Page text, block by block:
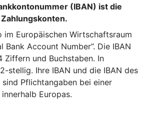
(IBAN) ist die
im Europäischen Wirtschaftsraum
Bank Account Number”. Die IBAN
Ziffern und Buchstaben. In
stellig. Ihre IBAN und die IBAN des
Pflichtangaben bei einer
Europas.